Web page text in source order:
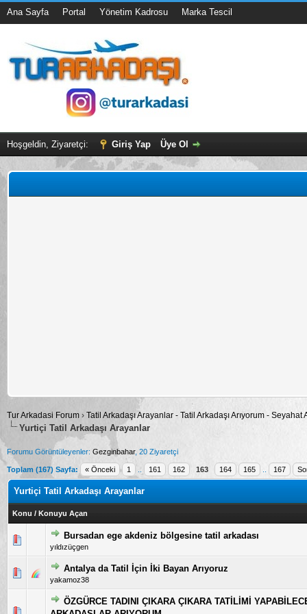
Ana Sayfa Portal Yönetim Kadrosu Marka Tescil
Hoşgeldin, Ziyaretçi: Giriş Yap Üye Ol
Tur Arkadasi Forum › Tatil Arkadaşı Arayanlar - Tatil Arkadaşı Arıyorum - Seyahat
Yurtiçi Tatil Arkadaşı Arayanlar
Forumu Görüntüleyenler: Gezginbahar, 20 Ziyaretçi
Toplam (167) Sayfa: « Önceki 1 161 162 163 164 165 167
Yurtiçi Tatil Arkadaşı Arayanlar
Konu / Konuyu Açan
Bursadan ege akdeniz bölgesine tatil arkadası
yıldızüçgen
5 üzerinden 1 Oy - Toplam Ortalama 3 Oy Verilmiş
12 345
Antalya da Tatil İçin İki Bayan Arıyoruz
yakamoz38
5 üzerinden 0 Oy - Toplam Ortalama 0 Oy Verilmiş
12345
ÖZGÜRCE TADINI ÇIKARA ÇIKARA TATİLİMİ
5 üzerinden 0 Oy - Toplam Ortalama 0 Oy Verilmiş
123